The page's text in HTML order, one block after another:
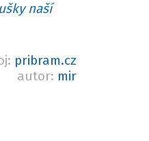
naší
pribram.cz
autor: mir